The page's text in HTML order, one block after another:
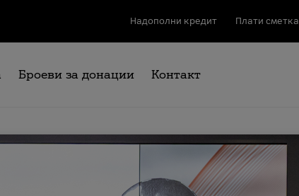
Надополни кредит Плати сметка
Броеви за донации Контакт